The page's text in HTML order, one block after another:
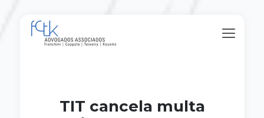
TIT cancela multa